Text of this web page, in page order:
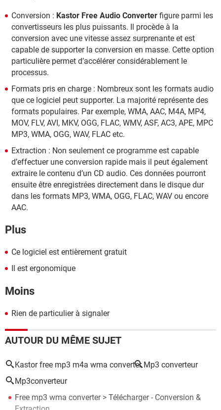
Conversion : Kastor Free Audio Converter figure parmi les
convertisseurs les plus puissants. Il procède à la
conversion avec une vitesse assez surprenante et est
capable de supporter la conversion en masse. Cette option
particulière permet d’accélérer considérablement le
processus.
Formats pris en charge : Nombreux sont les formats audio
que ce logiciel peut supporter. La majorité représente des
formats populaires. Par exemple, WMA, AAC, M4A, MP4,
MOV, FLV, AVI, MKV, OGG, FLAC, WMV, ASF, AC3, APE, MPC
MP3, WMA, OGG, WAV, FLAC etc.
Extraction : Non seulement ce programme est capable
d’effectuer une conversion rapide mais il peut également
extraire le contenu d’un CD audio. Ces données pourront
ensuite être enregistrées directement dans le disque dur
dans les formats MP3, WMA, OGG, FLAC, WAV ou encore
AAC.
Plus
Ce logiciel est entièrement gratuit
Il est ergonomique
Moins
Rien de particulier à signaler
AUTOUR DU MÊME SUJET
Kastor free mp3 m4a wma converter Mp3 converteur
Mp3converteur
Free mp3 wma converter> Télécharger - Conversion &